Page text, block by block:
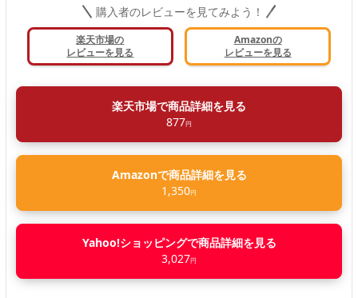
購入者のレビューを見てみよう！
楽天市場の
レビューを見る
Amazonの
レビューを見る
楽天市場で商品詳細を見る
877円
Amazonで商品詳細を見る
1,350円
Yahoo!ショッピングで商品詳細を見る
3,027円